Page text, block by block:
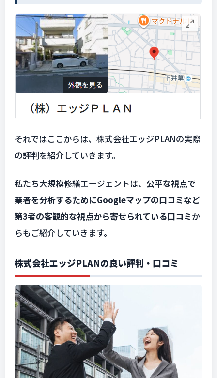
それではここからは、株式会社エッジPLANの実際
の評判を紹介していきます。
私たち大規模修繕エージェントは、 公平な視点で
業者を分析するためにGoogleマップの口コミなど
第3者の客観的な視点から寄せられている口コミか
らもご紹介していきます。
株式会社エッジPLANの良い評判・口コミ